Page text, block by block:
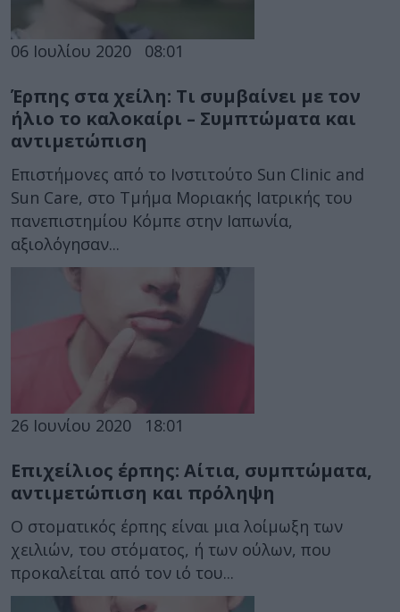
06 Ιουλίου 2020 08:01
Έρπης στα χείλη: Τι συμβαίνει με τον
ήλιο το καλοκαίρι – Συμπτώματα και
αντιμετώπιση
Επιστήμονες από το Ινστιτούτο Sun Clinic and
Sun Care, στο Τμήμα Μοριακής Ιατρικής του
πανεπιστημίου Κόμπε στην Ιαπωνία,
αξιολόγησαν...
26 Ιουνίου 2020 18:01
Επιχείλιος έρπης: Αίτια, συμπτώματα,
αντιμετώπιση και πρόληψη
Ο στοματικός έρπης είναι μια λοίμωξη των
χειλιών, του στόματος, ή των ούλων, που
προκαλείται από τον ιό του...